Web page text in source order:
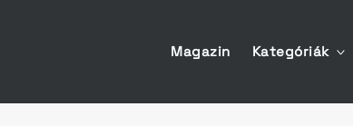
Magazin Kategóriák